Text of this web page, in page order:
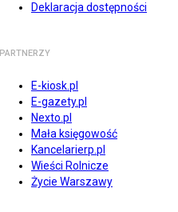
Deklaracja dostępności
PARTNERZY
E-kiosk.pl
E-gazety.pl
Nexto.pl
Mała księgowość
Kancelarierp.pl
Wieści Rolnicze
Życie Warszawy